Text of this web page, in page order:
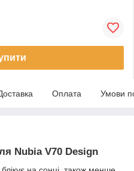
Оплата Умови
Nubia V70 Design